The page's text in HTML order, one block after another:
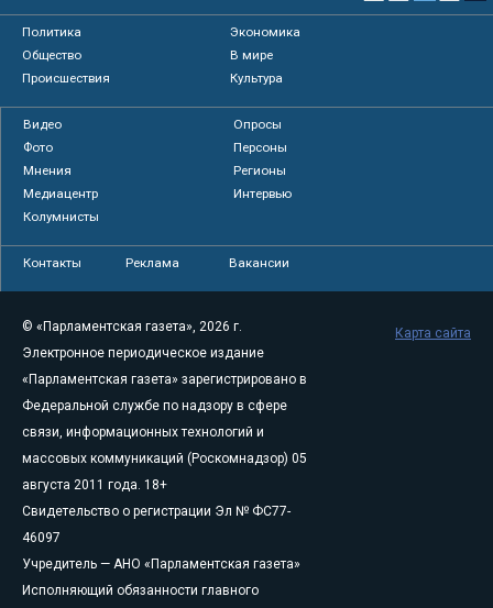
Политика
Экономика
Общество
В мире
Происшествия
Культура
Видео
Опросы
Фото
Персоны
Мнения
Регионы
Медиацентр
Интервью
Колумнисты
Контакты Реклама Вакансии
© «Парламентская газета», 2026 г.
Электронное периодическое издание
«Парламентская газета» зарегистрировано в
Федеральной службе по надзору в сфере
связи, информационных технологий и
массовых коммуникаций (Роскомнадзор) 05
августа 2011 года. 18+
Свидетельство о регистрации Эл № ФС77-
46097
Учредитель — АНО «Парламентская газета»
Исполняющий обязанности главного
Карта сайта